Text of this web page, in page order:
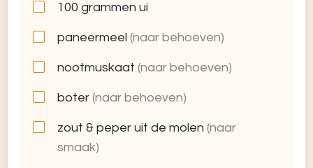
100 grammen ui
paneermeel (naar behoeven)
nootmuskaat (naar behoeven)
boter (naar behoeven)
zout & peper uit de molen (naar
smaak)